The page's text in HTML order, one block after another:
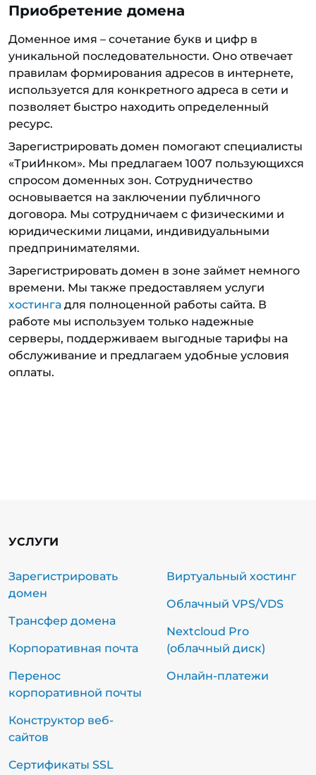
Приобретение домена
Доменное имя – сочетание букв и цифр в
уникальной последовательности. Оно отвечает
правилам формирования адресов в интернете,
используется для конкретного адреса в сети и
позволяет быстро находить определенный
ресурс.
Зарегистрировать домен помогают специалисты
«ТриИнком». Мы предлагаем 1007 пользующихся
спросом доменных зон. Сотрудничество
основывается на заключении публичного
договора. Мы сотрудничаем с физическими и
юридическими лицами, индивидуальными
предпринимателями.
Зарегистрировать домен в зоне займет немного
времени. Мы также предоставляем услуги
хостинга для полноценной работы сайта. В
работе мы используем только надежные
серверы, поддерживаем выгодные тарифы на
обслуживание и предлагаем удобные условия
оплаты.
УСЛУГИ
Зарегистрировать
домен
Трансфер домена
Корпоративная почта
Перенос
корпоративной почты
Конструктор веб-
сайтов
Сертификаты SSL
Виртуальный хостинг
Облачный VPS/VDS
Nextcloud Pro
(облачный диск)
Онлайн-платежи